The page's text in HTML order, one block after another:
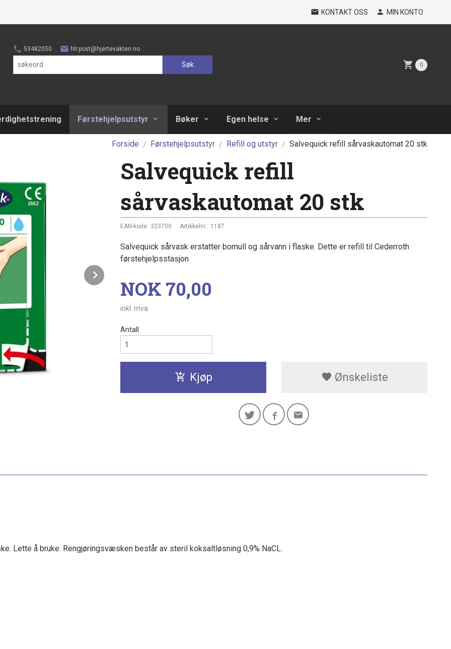
KONTAKT OSS MIN KONTO
53482050 hlr.post@hjertevakten.no
Søk 0
Førstehjelpsutstyr Bøker Egen helse Mer
Forside Førstehjelpsutstyr Refill og utstyr Salvequick refill sårvaskautomat 20 stk
Salvequick refill
sårvaskautomat 20 stk
EAN-kode: 323700 Artikkelnr.: 1187
Salvequick sårvask erstatter bomull og sårvann i flaske. Dette er refill til Cederroth
førstehjelpsstasjon
Pris
NOK 70,00
inkl. mva.
Antall
Kjøp Ønskeliste
Lette å bruke. Rengjøringsvæsken består av steril koksaltløsning 0,9% NaCL.